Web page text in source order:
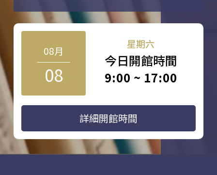
08月
08
星期六
今日開館時間
9:00 ~ 17:00
詳細開館時間